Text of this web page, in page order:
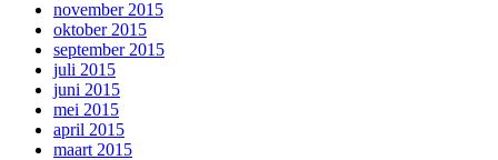
november 2015
oktober 2015
september 2015
juli 2015
juni 2015
mei 2015
april 2015
maart 2015